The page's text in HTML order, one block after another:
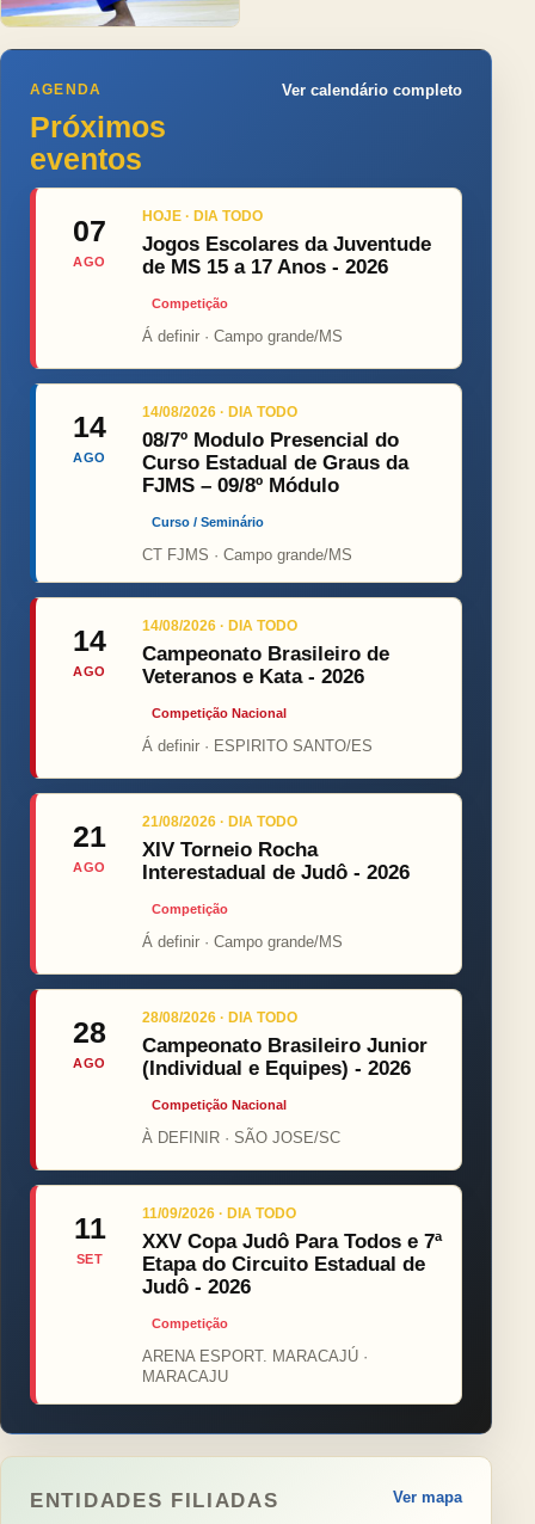
AGENDA
Próximos
eventos
Ver calendário completo
07
AGO
HOJE · DIA TODO
Jogos Escolares da Juventude
de MS 15 a 17 Anos - 2026
Competição
Á definir · Campo grande/MS
14
AGO
14/08/2026 · DIA TODO
08/7º Modulo Presencial do
Curso Estadual de Graus da
FJMS – 09/8º Módulo
Curso / Seminário
CT FJMS · Campo grande/MS
14
AGO
14/08/2026 · DIA TODO
Campeonato Brasileiro de
Veteranos e Kata - 2026
Competição Nacional
Á definir · ESPIRITO SANTO/ES
21
AGO
21/08/2026 · DIA TODO
XIV Torneio Rocha
Interestadual de Judô - 2026
Competição
Á definir · Campo grande/MS
28
AGO
28/08/2026 · DIA TODO
Campeonato Brasileiro Junior
(Individual e Equipes) - 2026
Competição Nacional
À DEFINIR · SÃO JOSE/SC
11
SET
11/09/2026 · DIA TODO
XXV Copa Judô Para Todos e 7ª
Etapa do Circuito Estadual de
Judô - 2026
Competição
ARENA ESPORT. MARACAJÚ ·
MARACAJU
ENTIDADES FILIADAS Ver mapa